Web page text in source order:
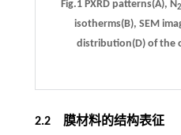
Fig.1 PXRD patterns(A), N2
isotherms(B), SEM
distribution(D) of the
2.2 膜材料的结构表征